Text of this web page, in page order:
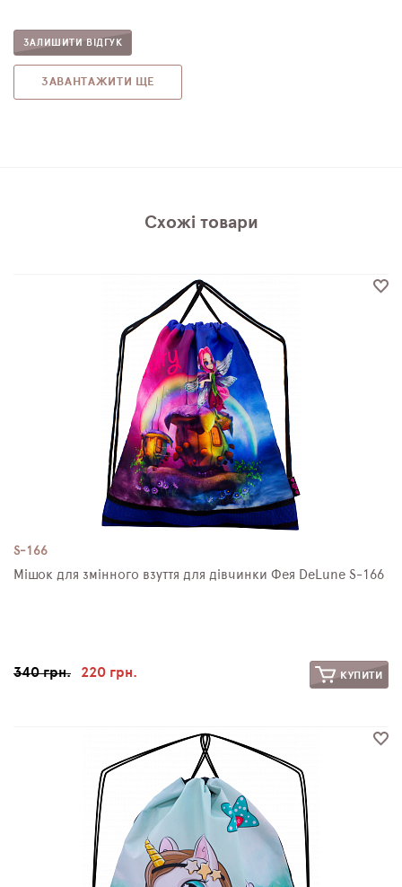
ЗАЛИШИТИ ВІДГУК
ЗАВАНТАЖИТИ ЩЕ
Схожі товари
S-166
Мішок для змінного взуття для дівчинки Фея DeLune S-166
340 грн. 220 грн. КУПИТИ